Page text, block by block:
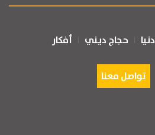
دنيا حجاج ديني أفكار
تواصل معنا